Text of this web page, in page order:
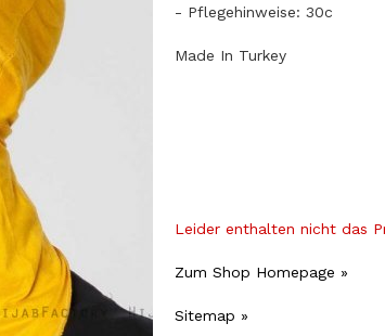
- Pflegehinweise: 30c
Made In Turkey
Leider enthalten nicht das
Zum Shop Homepage »
Sitemap »